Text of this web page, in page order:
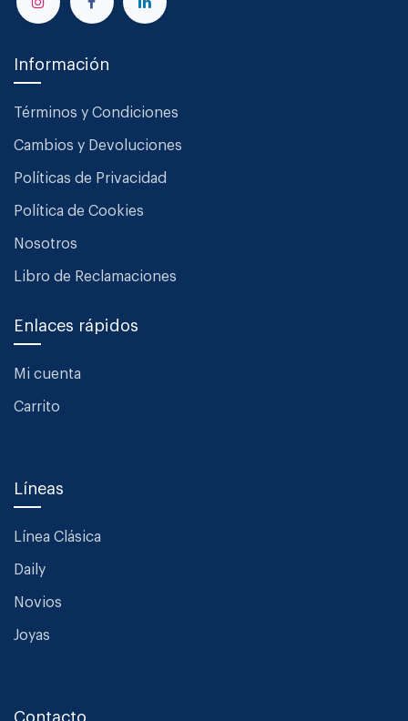
Información
Términos y Condiciones
Cambios y Devoluciones
Políticas de Privacidad
Política de Cookies
Nosotros
Libro de Reclamaciones
Enlaces rápidos
Mi cuenta
Carrito
Líneas
Línea Clásica
Daily
Novios
Joyas
Contacto